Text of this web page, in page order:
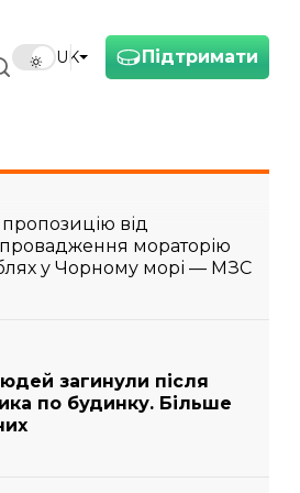
Підтримати
UK
від
мораторію
у Чорному морі — МЗС
загинули після
по будинку. Більше